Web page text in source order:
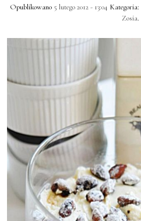
Opublikowano 5 lutego 2012 - 13:04 Kategoria:
Zosia.